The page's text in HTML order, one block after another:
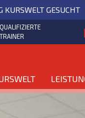
GESUCHT
QUALIFIZIERTE
TRAINER